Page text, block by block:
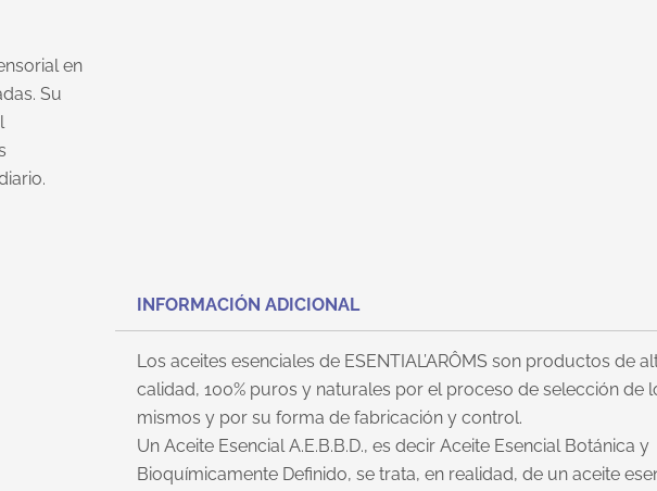
en
Su
INFORMACIÓN ADICIONAL
Los aceites esenciales de ESENTIAL’ARÔMS son productos de
calidad, 100% puros y naturales por el proceso de selección de
mismos y por su forma de fabricación y control.
Un Aceite Esencial A.E.B.B.D., es decir Aceite Esencial Botánica y
Bioquímicamente Definido, se trata, en realidad, de un aceite